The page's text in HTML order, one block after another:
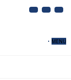
MENU